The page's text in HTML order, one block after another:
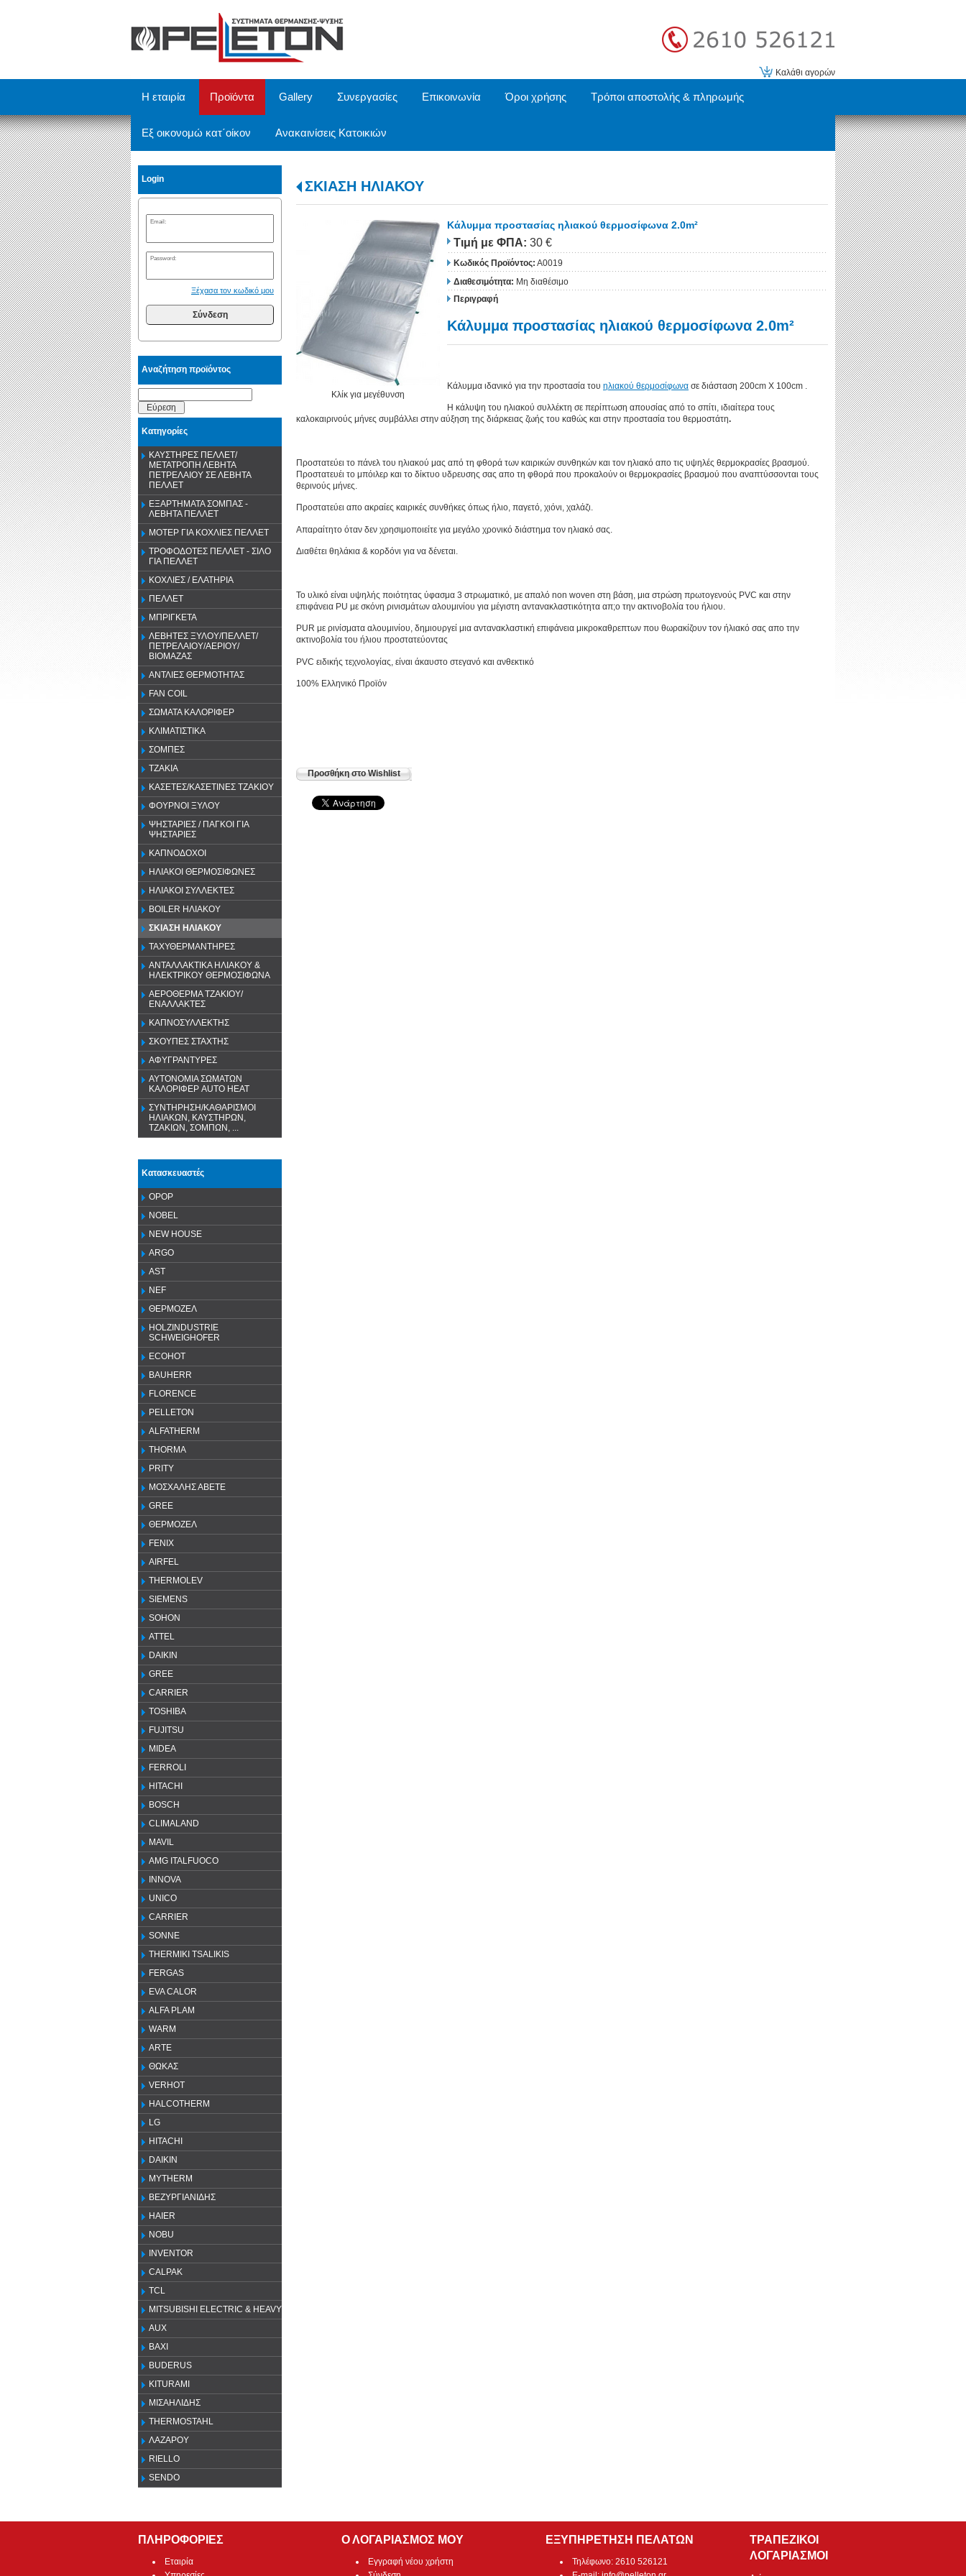
Καλάθι αγορών
Η εταιρία Προϊόντα Gallery Συνεργασίες Επικοινωνία Όροι χρήσης Τρόποι αποστολής & πληρωμής
Εξ οικονομώ κατ΄οίκον Ανακαινίσεις Κατοικιών
Login
Email:
Password:
Ξέχασα τον κωδικό μου
Σύνδεση
Αναζήτηση προϊόντος
Εύρεση
Κατηγορίες
ΚΑΥΣΤΗΡΕΣ ΠΕΛΛΕΤ/
ΜΕΤΑΤΡΟΠΗ ΛΕΒΗΤΑ
ΠΕΤΡΕΛΑΙΟΥ ΣΕ ΛΕΒΗΤΑ
ΠΕΛΛΕΤ
ΕΞΑΡΤΗΜΑΤΑ ΣΟΜΠΑΣ -
ΛΕΒΗΤΑ ΠΕΛΛΕΤ
ΜΟΤΕΡ ΓΙΑ ΚΟΧΛΙΕΣ ΠΕΛΛΕΤ
ΤΡΟΦΟΔΟΤΕΣ ΠΕΛΛΕΤ - ΣΙΛΟ
ΓΙΑ ΠΕΛΛΕΤ
ΚΟΧΛΙΕΣ / ΕΛΑΤΗΡΙΑ
ΠΕΛΛΕΤ
ΜΠΡΙΓΚΕΤΑ
ΛΕΒΗΤΕΣ ΞΥΛΟΥ/ΠΕΛΛΕΤ/
ΠΕΤΡΕΛΑΙΟΥ/ΑΕΡΙΟΥ/
ΒΙΟΜΑΖΑΣ
ΑΝΤΛΙΕΣ ΘΕΡΜΟΤΗΤΑΣ
FAN COIL
ΣΩΜΑΤΑ ΚΑΛΟΡΙΦΕΡ
ΚΛΙΜΑΤΙΣΤΙΚΑ
ΣΟΜΠΕΣ
ΤΖΑΚΙΑ
ΚΑΣΕΤΕΣ/ΚΑΣΕΤΙΝΕΣ ΤΖΑΚΙΟΥ
ΦΟΥΡΝΟΙ ΞΥΛΟΥ
ΨΗΣΤΑΡΙΕΣ / ΠΑΓΚΟΙ ΓΙΑ
ΨΗΣΤΑΡΙΕΣ
ΚΑΠΝΟΔΟΧΟΙ
ΗΛΙΑΚΟΙ ΘΕΡΜΟΣΙΦΩΝΕΣ
ΗΛΙΑΚΟΙ ΣΥΛΛΕΚΤΕΣ
BOILER ΗΛΙΑΚΟΥ
ΣΚΙΑΣΗ ΗΛΙΑΚΟΥ
ΤΑΧΥΘΕΡΜΑΝΤΗΡΕΣ
ΑΝΤΑΛΛΑΚΤΙΚΑ ΗΛΙΑΚΟΥ &
ΗΛΕΚΤΡΙΚΟΥ ΘΕΡΜΟΣΙΦΩΝΑ
ΑΕΡΟΘΕΡΜΑ ΤΖΑΚΙΟΥ/
ΕΝΑΛΛΑΚΤΕΣ
ΚΑΠΝΟΣΥΛΛΕΚΤΗΣ
ΣΚΟΥΠΕΣ ΣΤΑΧΤΗΣ
ΑΦΥΓΡΑΝΤΥΡΕΣ
ΑΥΤΟΝΟΜΙΑ ΣΩΜΑΤΩΝ
ΚΑΛΟΡΙΦΕΡ AUTO HEAT
ΣΥΝΤΗΡΗΣΗ/ΚΑΘΑΡΙΣΜΟΙ
ΗΛΙΑΚΩΝ, ΚΑΥΣΤΗΡΩΝ,
ΤΖΑΚΙΩΝ, ΣΟΜΠΩΝ, ...
Κατασκευαστές
OPOP
NOBEL
NEW HOUSE
ARGO
AST
NEF
ΘΕΡΜΟΖΕΛ
HOLZINDUSTRIE
SCHWEIGHOFER
ECOHOT
BAUHERR
FLORENCE
PELLETON
ALFATHERM
THORMA
PRITY
ΜΟΣΧΑΛΗΣ ΑΒΕΤΕ
GREE
ΘΕΡΜΟΖΕΛ
FENIX
AIRFEL
THERMOLEV
SIEMENS
SOHON
ATTEL
DAIKIN
GREE
CARRIER
TOSHIBA
FUJITSU
MIDEA
FERROLI
HITACHI
BOSCH
CLIMALAND
MAVIL
AMG ITALFUOCO
INNOVA
UNICO
CARRIER
SONNE
THERMIKI TSALIKIS
FERGAS
EVA CALOR
ALFA PLAM
WARM
ARTE
ΘΩΚΑΣ
VERHOT
HALCOTHERM
LG
HITACHI
DAIKIN
MYTHERM
ΒΕΖΥΡΓΙΑΝΙΔΗΣ
HAIER
NOBU
INVENTOR
CALPAK
TCL
MITSUBISHI ELECTRIC & HEAVY
AUX
ΒΑΧΙ
BUDERUS
KITURAMI
ΜΙΣΑΗΛΙΔΗΣ
THERMOSTAHL
ΛΑΖΑΡΟΥ
RIELLO
SENDO
ΣΚΙΑΣΗ ΗΛΙΑΚΟΥ
Κλίκ για μεγέθυνση
Κάλυμμα προστασίας ηλιακού θερμοσίφωνα 2.0m²
Τιμή με ΦΠΑ: 30 €
Κωδικός Προϊόντος: Α0019
Διαθεσιμότητα: Μη διαθέσιμο
Περιγραφή
Κάλυμμα προστασίας ηλιακού θερμοσίφωνα 2.0m²
Κάλυμμα ιδανικό για την προστασία του ηλιακού θερμοσίφωνα σε διάσταση 200cm X 100cm .
Η κάλυψη του ηλιακού συλλέκτη σε περίπτωση απουσίας από το σπίτι, ιδιαίτερα τους
καλοκαιρινούς μήνες συμβάλλει στην αύξηση της διάρκειας ζωής του καθώς και στην προστασία του θερμοστάτη.
Προστατεύει το πάνελ του ηλιακού μας από τη φθορά των καιρικών συνθηκών και τον ηλιακό απο τις υψηλές θερμοκρασίες βρασμού.
Προστατευέι το μπόιλερ και το δίκτυο υδρευσης σας απο τη φθορά που προκαλούν οι θερμοκρασίες βρασμού που αναπτύσσονται τους
θερινούς μήνες.
Προστατεύει απο ακραίες καιρικές συνθήκες όπως ήλιο, παγετό, χιόνι, χαλάζι.
Απαραίτητο όταν δεν χρησιμοποιείτε για μεγάλο χρονικό διάστημα τον ηλιακό σας.
Διαθέτει θηλάκια & κορδόνι για να δένεται.
Το υλικό είναι υψηλής ποιότητας ύφασμα 3 στρωματικό, με απαλό non woven στη βάση, μια στρώση πρωτογενούς PVC και στην
επιφάνεια PU με σκόνη ρινισμάτων αλουμινίου για μέγιστη αντανακλαστικότητα απ;o την ακτινοβολία του ήλιου.
PUR με ρινίσματα αλουμινίου, δημιουργεί μια αντανακλαστική επιφάνεια μικροκαθρεπτων που θωρακίζουν τον ήλιακό σας απο την
ακτινοβολία του ήλιου προστατεύοντας
PVC ειδικής τεχνολογίας, είναι άκαυστο στεγανό και ανθεκτικό
100% Ελληνικό Προϊόν
Προσθήκη στο Wishlist
ΠΛΗΡΟΦΟΡΙΕΣ
Εταιρία
Ο ΛΟΓΑΡΙΑΣΜΟΣ ΜΟΥ
Εγγραφή νέου χρήστη
ΕΞΥΠΗΡΕΤΗΣΗ ΠΕΛΑΤΩΝ
Τηλέφωνο: 2610 526121
ΤΡΑΠΕΖΙΚΟΙ
ΛΟΓΑΡΙΑΣΜΟΙ